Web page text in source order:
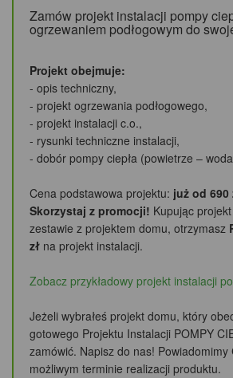
Zamów projekt instalacji pompy
ogrzewaniem podłogowym do
Projekt obejmuje:
- opis techniczny,
- projekt ogrzewania podłogowego,
- projekt instalacji c.o.,
- rysunki techniczne instalacji,
- dobór pompy ciepła (powietrze –
Cena podstawowa projektu: już od 690
Skorzystaj z promocji! Kupując
zestawie z projektem domu, otrzymasz
zł na projekt instalacji.
Zobacz przykładowy projekt instalacji
Jeżeli wybrałeś projekt domu, który
gotowego Projektu Instalacji POMPY
zamówić. Napisz do nas! Powiadomimy
możliwym terminie realizacji produktu.